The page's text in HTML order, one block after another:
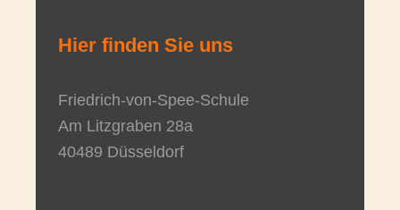
Hier finden Sie uns
Friedrich-von-Spee-Schule
Am Litzgraben 28a
40489 Düsseldorf